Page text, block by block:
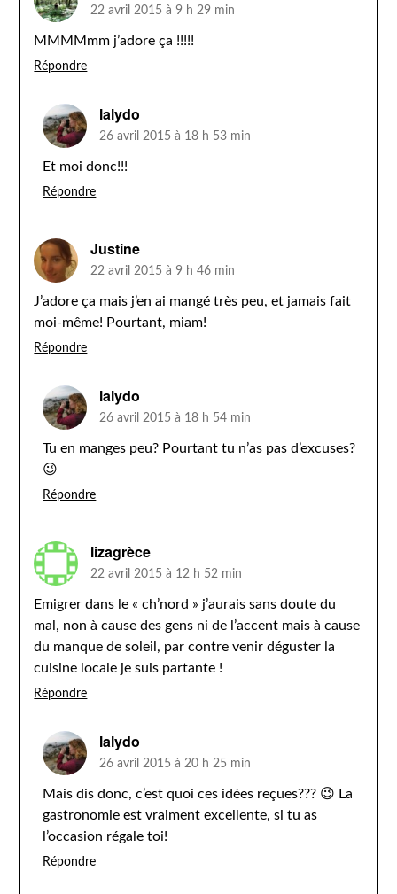
22 avril 2015 à 9 h 29 min
MMMMmm j’adore ça !!!!!
Répondre
lalydo
26 avril 2015 à 18 h 53 min
Et moi donc!!!
Répondre
Justine
22 avril 2015 à 9 h 46 min
J’adore ça mais j’en ai mangé très peu, et jamais fait
moi-même! Pourtant, miam!
Répondre
lalydo
26 avril 2015 à 18 h 54 min
Tu en manges peu? Pourtant tu n’as pas d’excuses?
😉
Répondre
lizagrèce
22 avril 2015 à 12 h 52 min
Emigrer dans le « ch’nord » j’aurais sans doute du
mal, non à cause des gens ni de l’accent mais à cause
du manque de soleil, par contre venir déguster la
cuisine locale je suis partante !
Répondre
lalydo
26 avril 2015 à 20 h 25 min
Mais dis donc, c’est quoi ces idées reçues??? 😉 La
gastronomie est vraiment excellente, si tu as
l’occasion régale toi!
Répondre